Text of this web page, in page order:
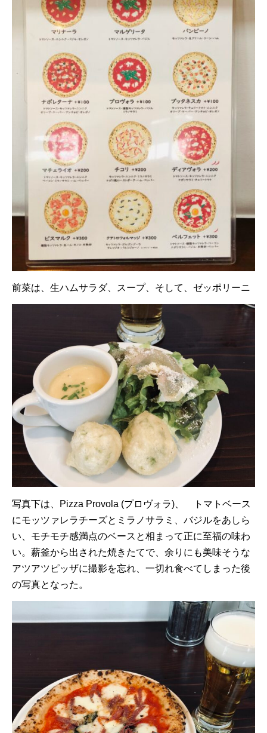
前菜は、生ハムサラダ、スープ、そして、ゼッポリーニ
写真下は、Pizza Provola (プロヴォラ)、 トマトベース
にモッツァレラチーズとミラノサラミ、バジルをあしら
い、モチモチ感満点のベースと相まって正に至福の味わ
い。薪釜から出された焼きたてで、余りにも美味そうな
アツアツピッザに撮影を忘れ、一切れ食べてしまった後
の写真となった。